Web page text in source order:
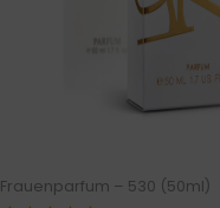
Frauenparfum – 530 (50ml)